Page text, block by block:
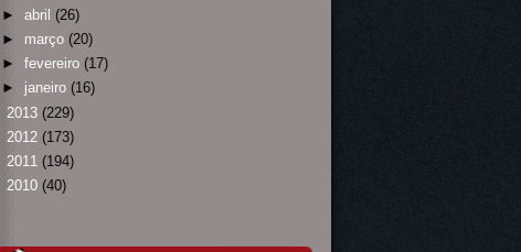
► abril (26)
► março (20)
► fevereiro (17)
► janeiro (16)
2013 (229)
2012 (173)
2011 (194)
2010 (40)